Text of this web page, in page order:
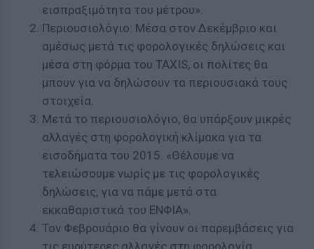
εισπραξιμότητα του μέτρου».
Περιουσιολόγιο: Μέσα στον Δεκέμβριο και
αμέσως μετά τις φορολογικές δηλώσεις και
μέσα στη φόρμα του TAXIS, οι πολίτες θα
μπουν για να δηλώσουν τα περιουσιακά τους
στοιχεία.
Μετά το περιουσιολόγιο, θα υπάρξουν μικρές
αλλαγές στη φορολογική κλίμακα για τα
εισοδήματα του 2015. «Θέλουμε να
τελειώσουμε νωρίς με τις φορολογικές
δηλώσεις, για να πάμε μετά στα
εκκαθαριστικά του ΕΝΦΙΑ».
Τον Φεβρουάριο θα γίνουν οι παρεμβάσεις για
τις ευρύτερες αλλαγές στη φορολογία